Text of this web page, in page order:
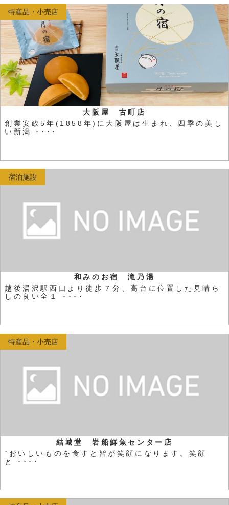
大阪屋 古町店
創業安政5年(1858年)に大阪屋は生まれ、四季の美し
い新潟 ････
特産品・小売店
和みのお宿 滝乃湯
越後湯沢駅西口より徒歩７分、高台に位置した見晴ら
しの良い全１ ････
宿泊施設
結城堂 岩船鮮魚センター店
“おいしいものを食すと皆が笑顔になります。笑顔
と ････
特産品・小売店